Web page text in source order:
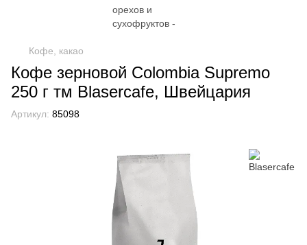
Кофе, какао
Кофе зерновой Colombia Supremo
250 г тм Blasercafe, Швейцария
Артикул: 85098